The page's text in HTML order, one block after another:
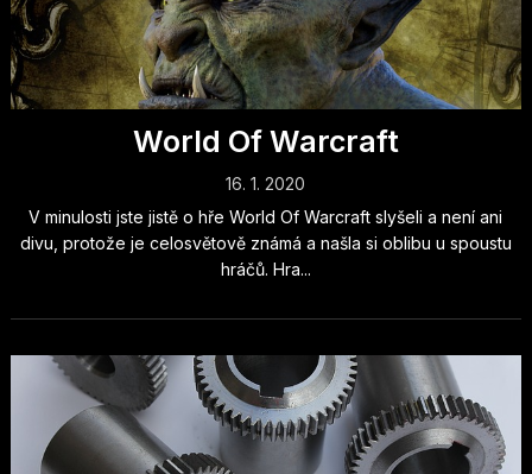
World Of Warcraft
16. 1. 2020
V minulosti jste jistě o hře World Of Warcraft slyšeli a není ani
divu, protože je celosvětově známá a našla si oblibu u spoustu
hráčů. Hra...